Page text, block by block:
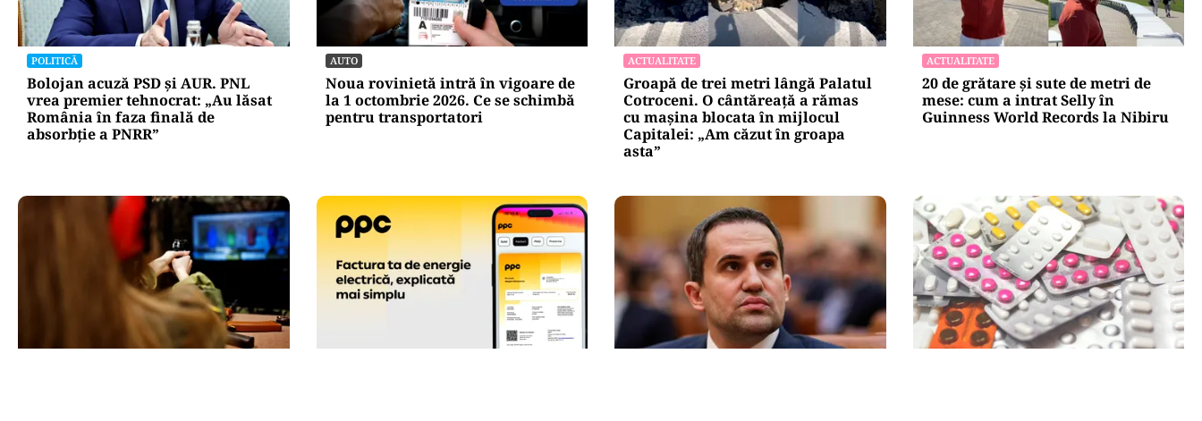
POLITICĂ
Bolojan acuză PSD și AUR. PNL
vrea premier tehnocrat: „Au lăsat
România în faza finală de
absorbţie a PNRR”
AUTO
Noua rovinietă intră în vigoare de
la 1 octombrie 2026. Ce se schimbă
pentru transportatori
ACTUALITATE
Groapă de trei metri lângă Palatul
Cotroceni. O cântăreață a rămas
cu mașina blocata în mijlocul
Capitalei: „Am căzut în groapa
asta”
ACTUALITATE
20 de grătare și sute de metri de
mese: cum a intrat Selly în
Guinness World Records la Nibiru